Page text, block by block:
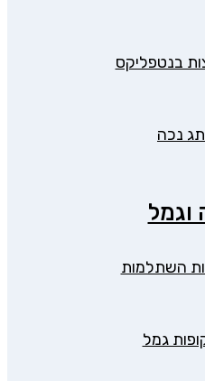
בנטפליקס
נכה
וגמל
השתלמות
גמל